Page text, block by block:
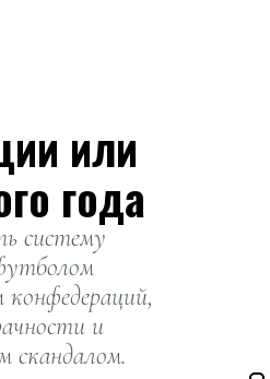
играх в
Харбине
или
года
систему
и
скандалом.